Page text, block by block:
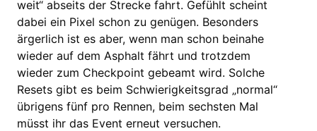
weit“ abseits der Strecke fahrt. Gefühlt scheint
dabei ein Pixel schon zu genügen. Besonders
ärgerlich ist es aber, wenn man schon beinahe
wieder auf dem Asphalt fährt und trotzdem
wieder zum Checkpoint gebeamt wird. Solche
Resets gibt es beim Schwierigkeitsgrad „normal“
übrigens fünf pro Rennen, beim sechsten Mal
müsst ihr das Event erneut versuchen.